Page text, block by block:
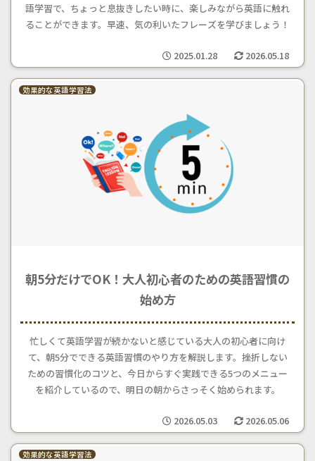
語学習で、ちょっと息抜きしたい時に、楽しみながら英語に触れ
ることができます。早速、気の利いたフレーズを学びましょう！
2025.01.28 2026.05.18
効果的な英語学習法
朝5分だけでOK！大人初心者のための英語習慣の
始め方
忙しくて英語学習が続かないと感じている大人の初心者に向け
て、朝5分でできる英語習慣のやり方を解説します。挫折しない
ための習慣化のコツと、今日からすぐ実践できる5つのメニュー
を紹介しているので、明日の朝からさっそく始められます。
2026.05.03 2026.05.06
効果的な英語学習法